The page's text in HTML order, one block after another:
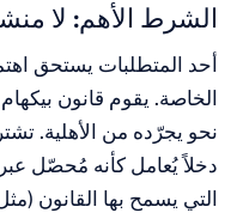
الشرط الأهم: لا
أحد المتطلبات يستحق
الخاصة. يقوم قانون
دخلاً يُعامل كأنه مُحصّل عبر
التي يسمح بها القانون